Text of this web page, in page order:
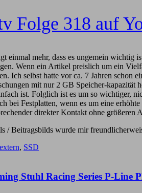
Folge 318 auf
einmal mehr, dass es ungemein wichtig
Wenn ein Artikel preislich um ein
Ich selbst hatte vor ca. 7 Jahren
mit nur 2 GB Speicher-
ist. Folglich ist es um so wichtiger,
bei Festplatten, wenn es um eine
direkter Kontakt ohne größeren
/ Beitragsbilds wurde mir
extern, SSD
Stuhl Racing Series P-Line